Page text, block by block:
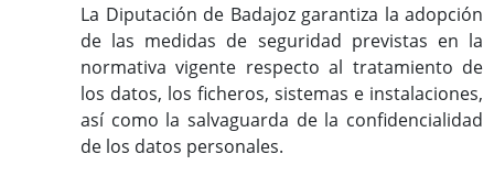
La Diputación de Badajoz garantiza la adopción
de las medidas de seguridad previstas en la
normativa vigente respecto al tratamiento de
los datos, los ficheros, sistemas e instalaciones,
así como la salvaguarda de la confidencialidad
de los datos personales.